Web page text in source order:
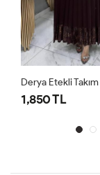
Takım Kahve